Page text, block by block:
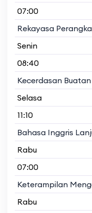
07:00
Rekayasa
Senin
08:40
Kecerdasan Buatan
Selasa
11:10
Bahasa Inggris
Rabu
07:00
Keterampilan
Rabu